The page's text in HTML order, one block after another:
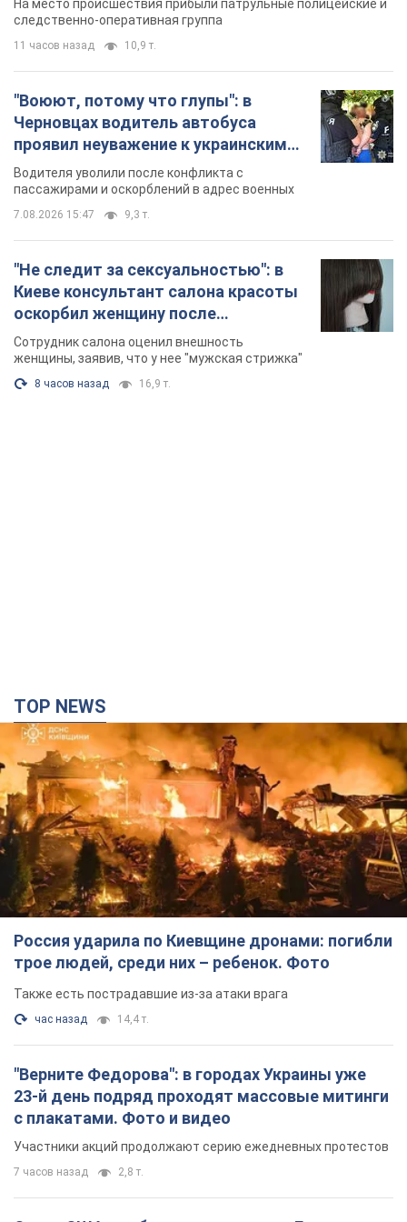
Видео
пассажирами и оскорблений в адрес военных
"Не следит за сексуальностью": в
Киеве консультант салона красоты
оскорбил женщину после
химиотерапии, разгорелся скандал.
Фото
женщины, заявив, что у нее "мужская стрижка"
Россия ударила по Киевщине дронами: погибли
трое людей, среди них – ребенок. Фото
Также есть пострадавшие из-за атаки врага
час назад 14,4 т.
"Верните Федорова": в городах Украины уже
23-й день подряд проходят массовые митинги
с плакатами. Фото и видео
Участники акций продолжают серию ежедневных протестов
7 часов назад 2,8 т.
Сенат США одобрил законопроект Грэма о
санкциях против России: что дальше
Документ предусматривает новые экономические
ограничения